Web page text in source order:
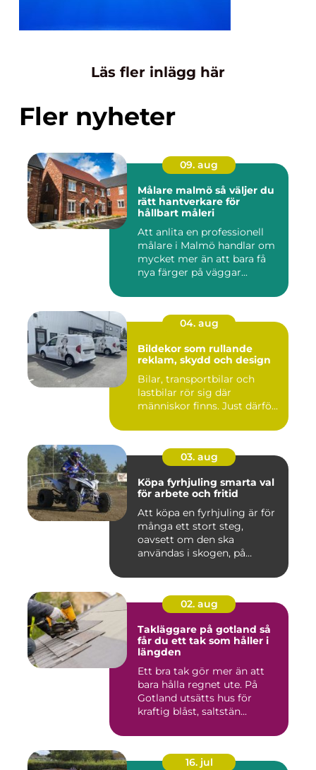
Läs fler inlägg här
Fler nyheter
09. aug
Målare malmö så väljer du
rätt hantverkare för
hållbart måleri
Att anlita en professionell
målare i Malmö handlar om
mycket mer än att bara få
nya färger på väggar...
04. aug
Bildekor som rullande
reklam, skydd och design
Bilar, transportbilar och
lastbilar rör sig där
människor finns. Just därfö...
03. aug
Köpa fyrhjuling smarta val
för arbete och fritid
Att köpa en fyrhjuling är för
många ett stort steg,
oavsett om den ska
användas i skogen, på
02. aug
Takläggare på gotland så
får du ett tak som håller i
längden
Ett bra tak gör mer än att
bara hålla regnet ute. På
Gotland utsätts hus för
kraftig blåst, saltstän...
16. jul